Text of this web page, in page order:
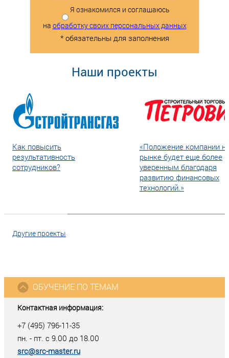
Я ознакомился и соглашаюсь
на обработку своих персональных данных
* обязательны для заполнения
Наши проекты
Как повысить
результативность
сотрудников?
«Положение компании
рынке будет еще более
уверенным благодаря
развитию финансовых
технологий.»
Другие проекты
Контактная информация:
+7 (495) 796-11-35
пн. - пт. с 9.00 до 18.00
src@src-master.ru
ОБУЧЕНИЕ ПО ТЕМАМ